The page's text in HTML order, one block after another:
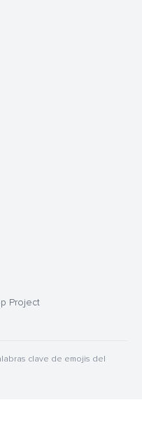
Project
clave de emojis del